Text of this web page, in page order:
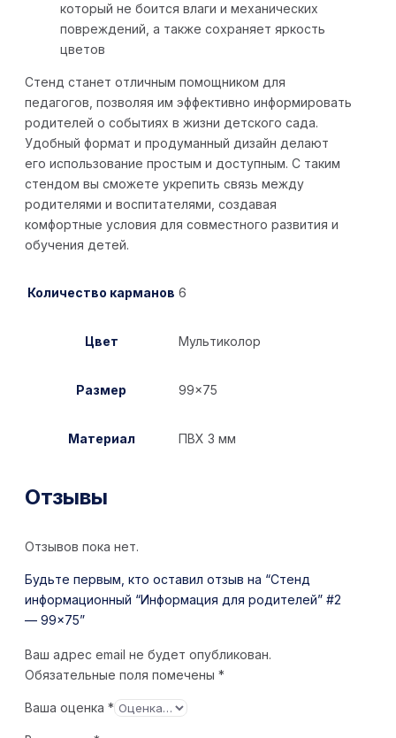
который не боится влаги и механических
повреждений, а также сохраняет яркость
цветов
Стенд станет отличным помощником для
педагогов, позволяя им эффективно информировать
родителей о событиях в жизни детского сада.
Удобный формат и продуманный дизайн делают
его использование простым и доступным. С таким
стендом вы сможете укрепить связь между
родителями и воспитателями, создавая
комфортные условия для совместного развития и
обучения детей.
Количество карманов 6
Цвет Мультиколор
Размер 99×75
Материал ПВХ 3 мм
Отзывы
Отзывов пока нет.
Будьте первым, кто оставил отзыв на “Стенд
информационный “Информация для родителей” #2
— 99×75”
Ваш адрес email не будет опубликован.
Обязательные поля помечены *
Ваша оценка *